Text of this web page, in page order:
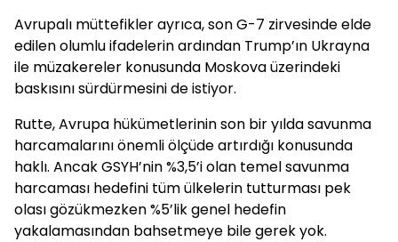
Avrupalı müttefikler ayrıca, son G-7 zirvesinde elde
edilen olumlu ifadelerin ardından Trump’ın Ukrayna
ile müzakereler konusunda Moskova üzerindeki
baskısını sürdürmesini de istiyor.
Rutte, Avrupa hükümetlerinin son bir yılda savunma
harcamalarını önemli ölçüde artırdığı konusunda
haklı. Ancak GSYH’nin %3,5’i olan temel savunma
harcaması hedefini tüm ülkelerin tutturması pek
olası gözükmezken %5’lik genel hedefin
yakalamasından bahsetmeye bile gerek yok.